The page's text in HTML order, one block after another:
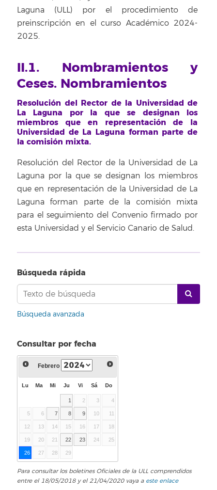
Laguna (ULL) por el procedimiento de
preinscripción en el curso Académico 2024-
2025.
II.1. Nombramientos y
Ceses. Nombramientos
Resolución del Rector de la Universidad de
La Laguna por la que se designan los
miembros que en representación de la
Universidad de La Laguna forman parte de
la comisión mixta.
Resolución del Rector de la Universidad de La
Laguna por la que se designan los miembros
que en representación de la Universidad de La
Laguna forman parte de la comisión mixta
para el seguimiento del Convenio firmado por
esta Universidad y el Servicio Canario de Salud.
Búsqueda rápida
Búsqueda avanzada
Consultar por fecha
Febrero
Lu Ma Mi Ju Vi Sá Do
1 2 3 4
5 6 7 8 9 10 11
12 13 14 15 16 17 18
19 20 21 22 23 24 25
26 27 28 29
Para consultar los boletines Oficiales de la ULL comprendidos
entre el 18/05/2018 y el 21/04/2020 vaya a este enlace